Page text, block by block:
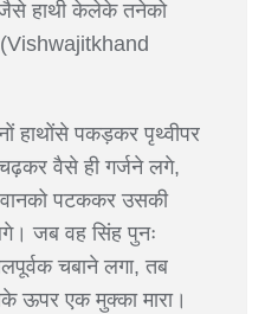
जैसे हाथी केलेके तनेको
हाथोंसे पकड़कर पृथ्वीपर
वैसे ही गर्जने लगे,
पटककर उसकी
जब वह सिंह पुनः
चबाने लगा, तब
ऊपर एक मुक्का मारा।